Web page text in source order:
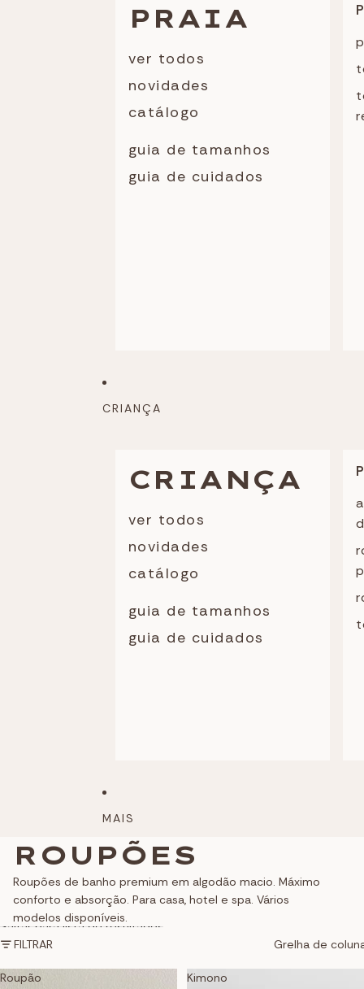
PRAIA
ver todos
novidades
catálogo
guia de tamanhos
guia de cuidados
CRIANÇA
CRIANÇA
ver todos
novidades
catálogo
guia de tamanhos
guia de cuidados
MAIS
ROUPÕES
Roupões de banho premium em algodão macio. Máximo
conforto e absorção. Para casa, hotel e spa. Vários
modelos disponíveis.
Saltar para lista de resultados
FILTRAR
Grelha de
Roupão
Kimono